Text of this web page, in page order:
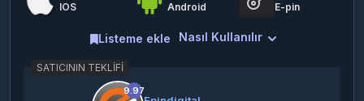
0 değerlendirme
IOS
Android
E-pin
Nasıl Kullanılır
Listeme ekle
SATICININ TEKLIFI
9.97